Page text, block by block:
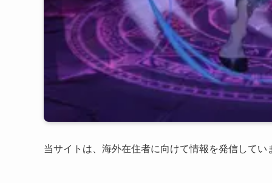
当サイトは、海外在住者に向けて情報を発信してい